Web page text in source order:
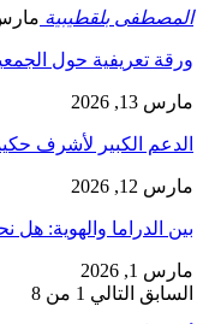
المصطفى بلقطيبية مارس 14,
ورقة تعريفية حول
مارس 13, 2026
الدعم الكبير لأشرف
مارس 12, 2026
بين الدراما والهوية:
مارس 1, 2026
السابق التالي 1 من 8